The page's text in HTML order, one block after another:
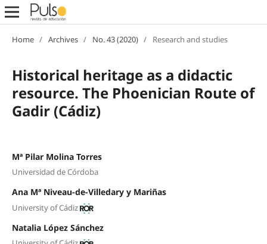
Home / Archives / No. 43 (2020) / Research and studies
Historical heritage as a didactic
resource. The Phoenician Route of
Gadir (Cádiz)
Mª Pilar Molina Torres
Universidad de Córdoba
Ana Mª Niveau-de-Villedary y Mariñas
University of Cádiz
Natalia López Sánchez